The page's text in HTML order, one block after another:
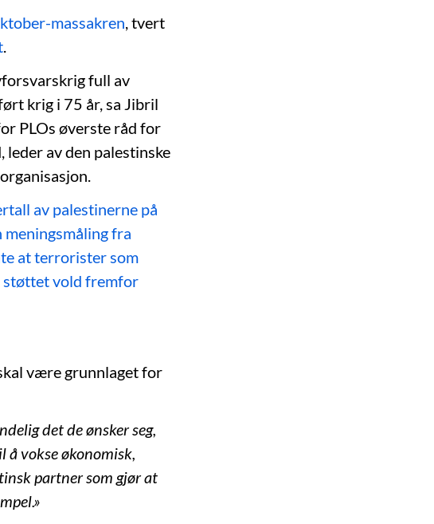
massakren, tvert
.
full av
krig i 75 år, sa Jibril
PLOs øverste råd for
av den palestinske
av palestinerne på
meningsmåling fra
at terrorister som
vold fremfor
være grunnlaget for
det de ønsker seg,
å vokse økonomisk,
partner som gjør at